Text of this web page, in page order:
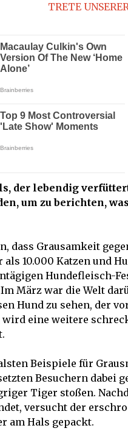
TRETE
der lebendig
um zu berichten,
dass Grausamkeit
als 10.000 Katzen und
Hundefleisch-
März war die Welt
Hund zu sehen, der
wird eine weitere
Beispiele für
Besuchern dabei
Tiger stoßen.
versucht der
am Hals gepackt.